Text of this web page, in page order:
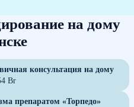
на дому
консультация на дому
Br
препаратом «Торпедо»